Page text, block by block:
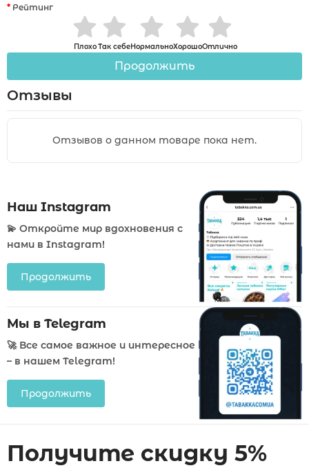
Рейтинг
ПлохоТак себеНормальноХорошоОтлично
Продолжить
Отзывы
Отзывов о данном товаре пока нет.
Наш Instagram
💫 Откройте мир вдохновения с
нами в Instagram!
Продолжить
Мы в Telegram
🚀 Все самое важное и интересное
– в нашем Telegram!
Продолжить
Получите скидку 5%